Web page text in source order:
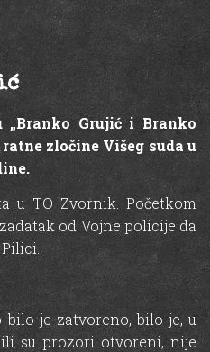
„Branko Grujić i Branko
zločine Višeg suda u
u TO Zvornik. Početkom
od Vojne policije da
bilo je zatvoreno, bilo je, u
su prozori otvoreni, nije